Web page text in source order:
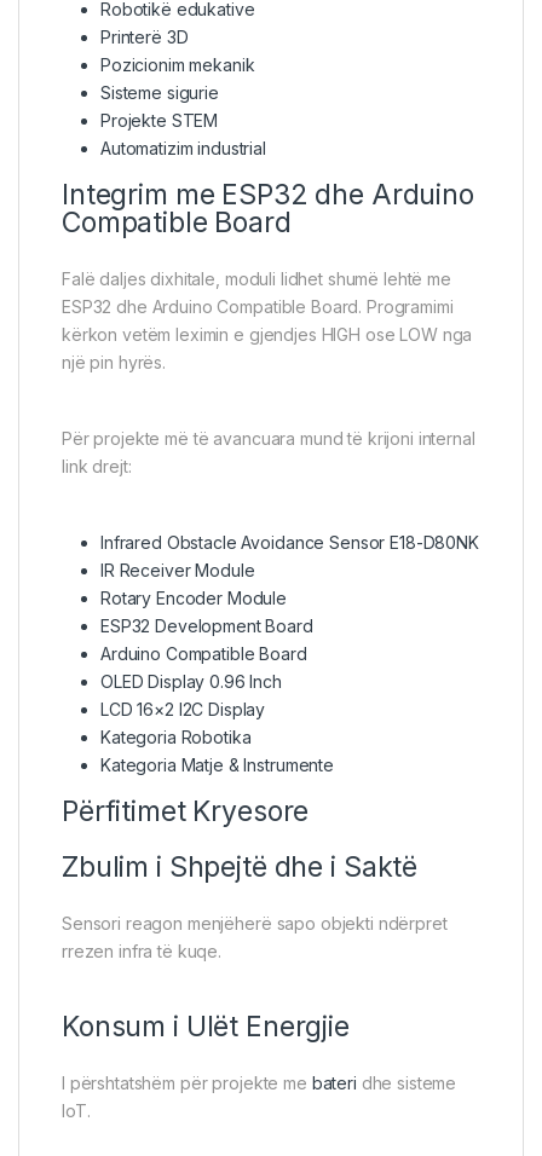
Robotikë edukative
Printerë 3D
Pozicionim mekanik
Sisteme sigurie
Projekte STEM
Automatizim industrial
Integrim me ESP32 dhe Arduino
Compatible Board
Falë daljes dixhitale, moduli lidhet shumë lehtë me
ESP32 dhe Arduino Compatible Board. Programimi
kërkon vetëm leximin e gjendjes HIGH ose LOW nga
një pin hyrës.
Për projekte më të avancuara mund të krijoni internal
link drejt:
Infrared Obstacle Avoidance Sensor E18-D80NK
IR Receiver Module
Rotary Encoder Module
ESP32 Development Board
Arduino Compatible Board
OLED Display 0.96 Inch
LCD 16×2 I2C Display
Kategoria Robotika
Kategoria Matje & Instrumente
Përfitimet Kryesore
Zbulim i Shpejtë dhe i Saktë
Sensori reagon menjëherë sapo objekti ndërpret
rrezen infra të kuqe.
Konsum i Ulët Energjie
I përshtatshëm për projekte me bateri dhe sisteme
IoT.